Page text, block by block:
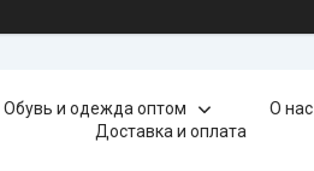
Обувь и одежда оптом О нас
Доставка и оплата